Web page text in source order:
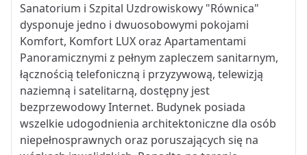
Sanatorium i Szpital Uzdrowiskowy "Równica"
dysponuje jedno i dwuosobowymi pokojami
Komfort, Komfort LUX oraz Apartamentami
Panoramicznymi z pełnym zapleczem sanitarnym,
łącznością telefoniczną i przyzywową, telewizją
naziemną i satelitarną, dostępny jest
bezprzewodowy Internet. Budynek posiada
wszelkie udogodnienia architektoniczne dla osób
niepełnosprawnych oraz poruszających się na